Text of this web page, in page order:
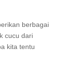
berbagai
cucu dari
kita tentu